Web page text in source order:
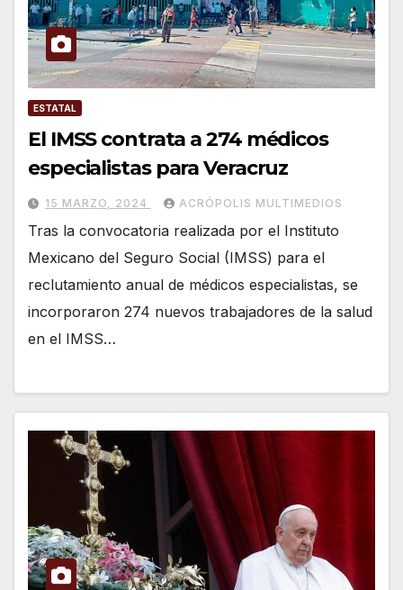
ESTATAL
El IMSS contrata a 274 médicos
especialistas para Veracruz
15 MARZO, 2024 ACRÓPOLIS MULTIMEDIOS
Tras la convocatoria realizada por el Instituto
Mexicano del Seguro Social (IMSS) para el
reclutamiento anual de médicos especialistas, se
incorporaron 274 nuevos trabajadores de la salud
en el IMSS…